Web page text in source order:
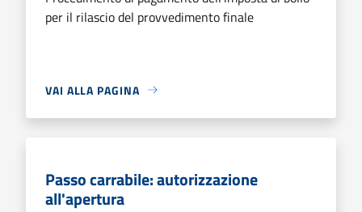
per il rilascio del provvedimento finale
VAI ALLA PAGINA
Passo carrabile: autorizzazione
all'apertura